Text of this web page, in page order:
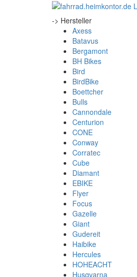
-> Hersteller
Axess
Batavus
Bergamont
BH Bikes
Bird
BirdBike
Boettcher
Bulls
Cannondale
Centurion
CONE
Conway
Corratec
Cube
Diamant
EBIKE
Flyer
Focus
Gazelle
Giant
Gudereit
Haibike
Hercules
HOHEACHT
Husqvarna